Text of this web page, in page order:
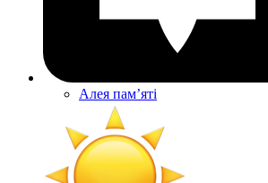
Алея памʼяті